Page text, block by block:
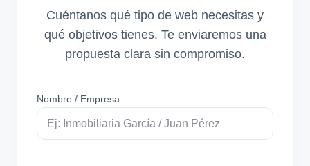
Cuéntanos qué tipo de web necesitas y
qué objetivos tienes. Te enviaremos una
propuesta clara sin compromiso.
Nombre / Empresa